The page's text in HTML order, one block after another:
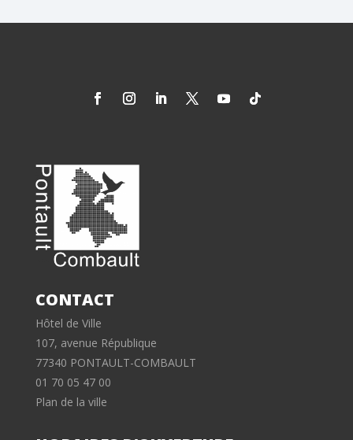
CONTACT
Hôtel de Ville
107, avenue République
77340 PONTAULT-COMBAULT
01 70 05 47 00
Plan de la ville